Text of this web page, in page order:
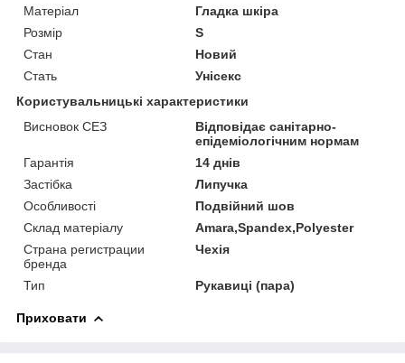
Матеріал
Гладка шкіра
Розмір
S
Стан
Новий
Стать
Унісекс
Користувальницькі характеристики
Висновок СЕЗ
Відповідає санітарно-
епідеміологічним нормам
Гарантія
14 днів
Застібка
Липучка
Особливості
Подвійний шов
Склад матеріалу
Amara,Spandex,Polyester
Страна регистрации
бренда
Чехія
Тип Рукавиці (пара)
Приховати